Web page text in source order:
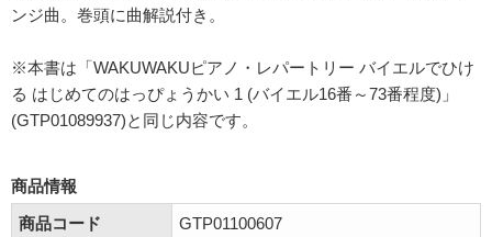
ンジ曲。巻頭に曲解説付き。
※本書は「WAKUWAKUピアノ・レパートリー バイエルでひけ
る はじめてのはっぴょうかい 1 (バイエル16番～73番程度)」
(GTP01089937)と同じ内容です。
商品情報
商品コード
GTP01100607